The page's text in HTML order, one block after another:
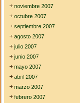
noviembre 2007
octubre 2007
septiembre 2007
agosto 2007
julio 2007
junio 2007
mayo 2007
abril 2007
marzo 2007
febrero 2007